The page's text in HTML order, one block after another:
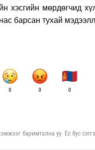
хэсгийн мөрдөгчид
барсан тухай
0 0 0
баримтална уу. Ёс бус